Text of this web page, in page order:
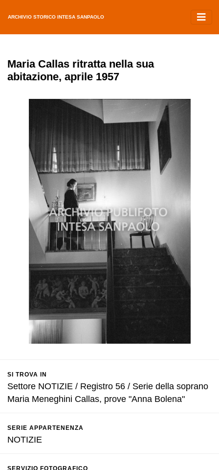
ARCHIVIO STORICO INTESA SANPAOLO
Maria Callas ritratta nella sua
abitazione, aprile 1957
SI TROVA IN
Settore NOTIZIE / Registro 56 / Serie della soprano
Maria Meneghini Callas, prove "Anna Bolena"
SERIE APPARTENENZA
NOTIZIE
SERVIZIO FOTOGRAFICO